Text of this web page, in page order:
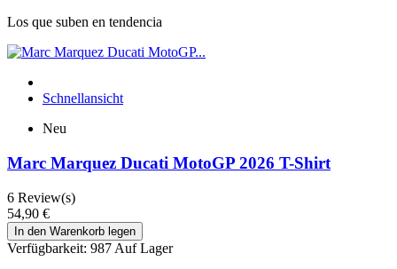
Los que suben en tendencia
Schnellansicht
Neu
Marc Marquez Ducati MotoGP 2026 T-Shirt
6 Review(s)
54,90 €
In den Warenkorb legen
Verfügbarkeit: 987 Auf Lager